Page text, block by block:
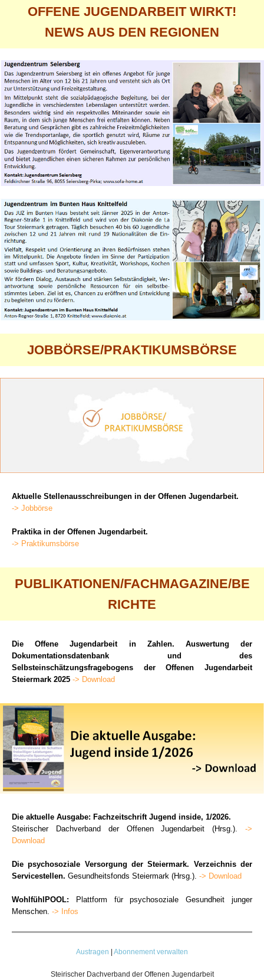
OFFENE JUGENDARBEIT WIRKT!
NEWS AUS DEN REGIONEN
JOBBÖRSE/PRAKTIKUMSBÖRSE
Aktuelle Stellenausschreibungen in der Offenen Jugendarbeit.
-> Jobbörse
Praktika in der Offenen Jugendarbeit.
-> Praktikumsbörse
PUBLIKATIONEN/FACHMAGAZINE/BE
RICHTE
Die Offene Jugendarbeit in Zahlen. Auswertung der
Dokumentationsdatenbank und des
Selbsteinschätzungsfragebogens der Offenen Jugendarbeit
Steiermark 2025 -> Download
Die aktuelle Ausgabe: Fachzeitschrift Jugend inside, 1/2026.
Steirischer Dachverband der Offenen Jugendarbeit (Hrsg.). ->
Download
Die psychosoziale Versorgung der Steiermark. Verzeichnis der
Servicestellen. Gesundheitsfonds Steiermark (Hrsg.). -> Download
WohlfühlPOOL: Plattform für psychosoziale Gesundheit junger
Menschen. -> Infos
Austragen Abonnement verwalten
Steirischer Dachverband der Offenen Jugendarbeit